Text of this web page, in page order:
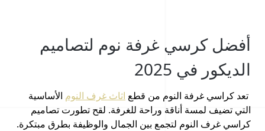
أفضل كرسي غرفة نوم لتصاميم
الديكور في 2025
تعد كراسي غرفة النوم من قطع اثاث غرف النوم الأساسية
التي تضيف لمسة أناقة وراحة للغرفة. لقح تطورت تصاميم
كراسي غرف النوم لتجمع بين الجمال والوظيفة بطرق مبتكرة.